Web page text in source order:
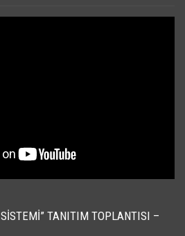
TANITIM TOPLANTISI –